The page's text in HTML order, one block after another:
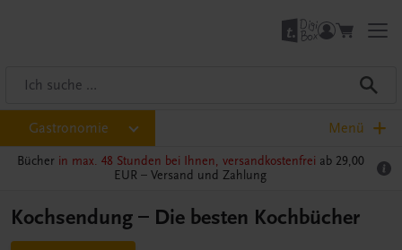
Gastronomie Menü
Bücher in max. 48 Stunden bei Ihnen, versandkostenfrei ab 29,00
EUR – Versand und Zahlung
Kochsendung – Die besten Kochbücher